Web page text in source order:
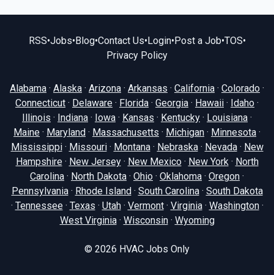
RSS•Jobs•Blog•Contact Us•Login•Post a Job•TOS•
Privacy Policy
Alabama · Alaska · Arizona · Arkansas · California · Colorado ·
Connecticut · Delaware · Florida · Georgia · Hawaii · Idaho ·
Illinois · Indiana · Iowa · Kansas · Kentucky · Louisiana ·
Maine · Maryland · Massachusetts · Michigan · Minnesota ·
Mississippi· Missouri· Montana· Nebraska· Nevada· New
Hampshire· New Jersey· New Mexico· New York· North
Carolina · North Dakota · Ohio · Oklahoma · Oregon ·
Pennsylvania· Rhode Island · South Carolina· South Dakota
· Tennessee· Texas · Utah· Vermont· Virginia· Washington·
West Virginia· Wisconsin· Wyoming
© 2026 HVAC Jobs Only